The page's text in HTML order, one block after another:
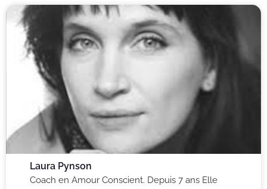
Laura Pynson
Coach en Amour Conscient. Depuis 7 ans Elle